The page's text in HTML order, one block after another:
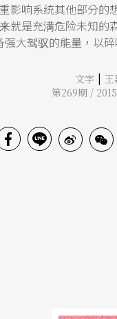
影响系统其他部分的
就是充满危险未知的
大驾驭的能量，以
文字 | 王
第269期 /